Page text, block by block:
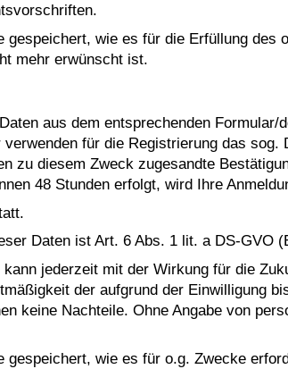
gespeichert, wie es für die Erfüllung
mehr erwünscht ist.
aus dem entsprechenden
für die Registrierung das
zu diesem Zweck zugesandte
48 Stunden erfolgt, wird Ihre
Daten ist Art. 6 Abs. 1 lit. a DS-GVO
jederzeit mit der Wirkung für die
der aufgrund der Einwilligung
keine Nachteile. Ohne Angabe von
gespeichert, wie es für o.g. Zwecke